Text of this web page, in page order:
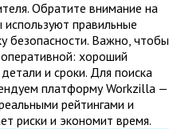
Обратите внимание на
правильные
безопасности. Важно, чтобы
хороший
и сроки. Для поиска
платформу Workzilla —
рейтингами и
риски и экономит время.